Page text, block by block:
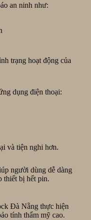
an ninh như:
trạng hoạt động của
dụng điện thoại:
và tiện nghi hơn.
người dùng dễ dàng
thiết bị hết pin.
Đà Nẵng thực hiện
tính thẩm mỹ cao.